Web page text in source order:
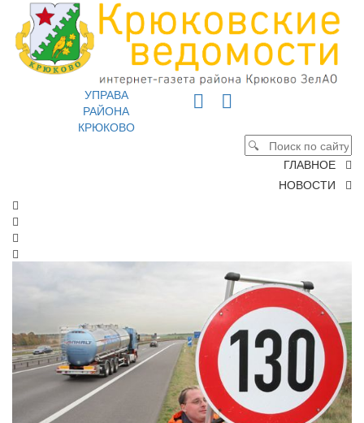
УПРАВА
РАЙОНА
КРЮКОВО
ГЛАВНОЕ
НОВОСТИ